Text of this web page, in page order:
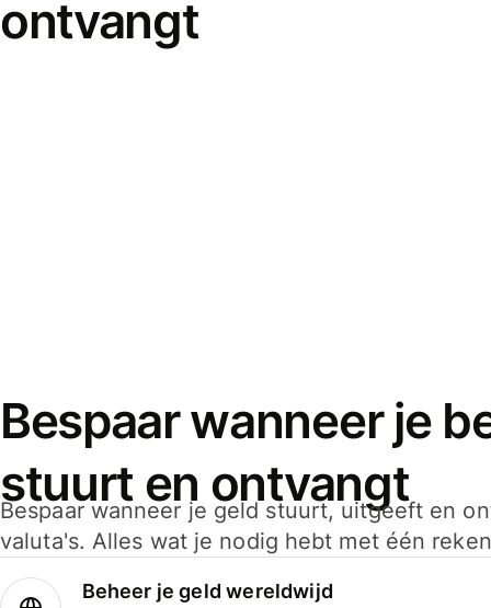
ontvangt
Bespaar wanneer je
stuurt en ontvangt
Bespaar wanneer je geld stuurt, uitgeeft en
valuta's. Alles wat je nodig hebt met één
Beheer je geld wereldwijd